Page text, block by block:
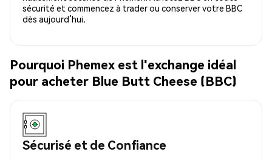
sécurité et commencez à trader ou conserver votre BBC
dès aujourd’hui.
Pourquoi Phemex est l'exchange idéal
pour acheter Blue Butt Cheese (BBC)
Sécurisé et de Confiance